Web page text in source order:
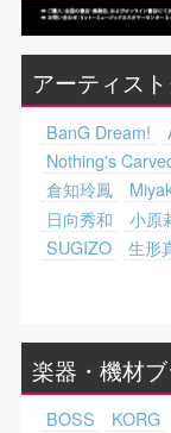
アーティス
BanG Dream!
Nothing's
倉知玲鳳
日向秀和
小原
SUGIZO
生形
楽器・機材
BOSS KORG